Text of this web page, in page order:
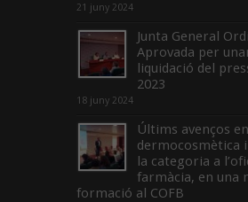
21 juny 2024
Junta General
Aprovada per
liquidació del
2023
18 juny 2024
Últims avenços en
dermocosmètica
la categoria a
farmàcia, en una
formació al COFB